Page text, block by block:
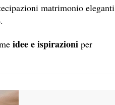
matrimonio eleganti
idee e ispirazioni per